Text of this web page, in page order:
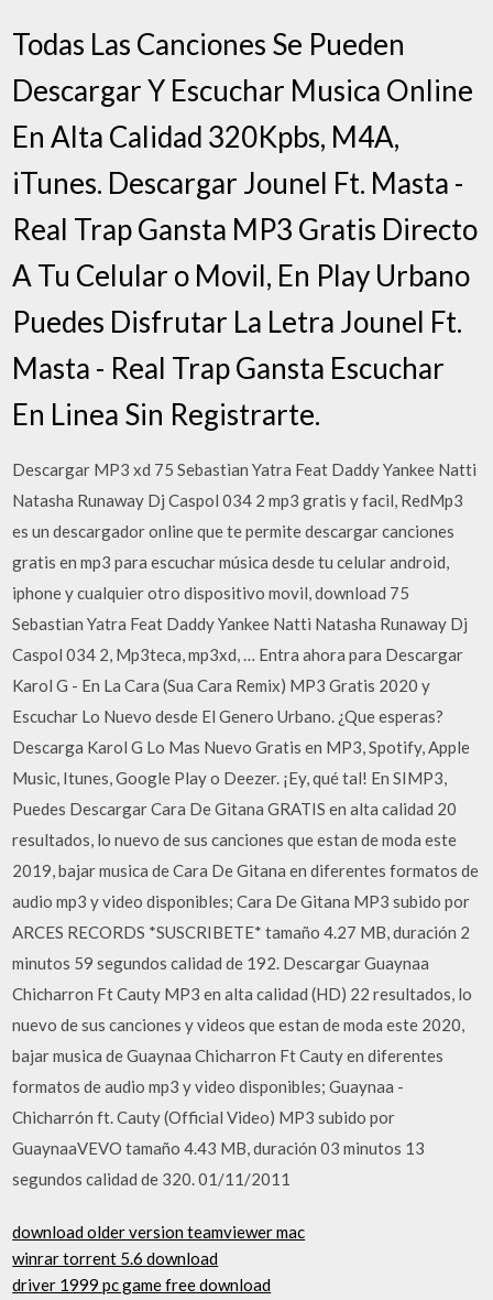
Todas Las Canciones Se Pueden
Descargar Y Escuchar Musica Online
En Alta Calidad 320Kpbs, M4A,
iTunes. Descargar Jounel Ft. Masta -
Real Trap Gansta MP3 Gratis Directo
A Tu Celular o Movil, En Play Urbano
Puedes Disfrutar La Letra Jounel Ft.
Masta - Real Trap Gansta Escuchar
En Linea Sin Registrarte.
Descargar MP3 xd 75 Sebastian Yatra Feat Daddy Yankee Natti
Natasha Runaway Dj Caspol 034 2 mp3 gratis y facil, RedMp3
es un descargador online que te permite descargar canciones
gratis en mp3 para escuchar música desde tu celular android,
iphone y cualquier otro dispositivo movil, download 75
Sebastian Yatra Feat Daddy Yankee Natti Natasha Runaway Dj
Caspol 034 2, Mp3teca, mp3xd, … Entra ahora para Descargar
Karol G - En La Cara (Sua Cara Remix) MP3 Gratis 2020 y
Escuchar Lo Nuevo desde El Genero Urbano. ¿Que esperas?
Descarga Karol G Lo Mas Nuevo Gratis en MP3, Spotify, Apple
Music, Itunes, Google Play o Deezer. ¡Ey, qué tal! En SIMP3,
Puedes Descargar Cara De Gitana GRATIS en alta calidad 20
resultados, lo nuevo de sus canciones que estan de moda este
2019, bajar musica de Cara De Gitana en diferentes formatos de
audio mp3 y video disponibles; Cara De Gitana MP3 subido por
ARCES RECORDS *SUSCRIBETE* tamaño 4.27 MB, duración 2
minutos 59 segundos calidad de 192. Descargar Guaynaa
Chicharron Ft Cauty MP3 en alta calidad (HD) 22 resultados, lo
nuevo de sus canciones y videos que estan de moda este 2020,
bajar musica de Guaynaa Chicharron Ft Cauty en diferentes
formatos de audio mp3 y video disponibles; Guaynaa -
Chicharrón ft. Cauty (Official Video) MP3 subido por
GuaynaaVEVO tamaño 4.43 MB, duración 03 minutos 13
segundos calidad de 320. 01/11/2011
download older version teamviewer mac
winrar torrent 5.6 download
driver 1999 pc game free download